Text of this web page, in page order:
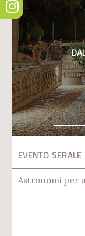
EVENTO SERALE
Astronomi per